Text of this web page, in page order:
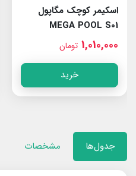
اسکیمر کوچک مگاپول
MEGA POOL S01
1,010,000 تومان
خرید
جدول‌ها مشخصات